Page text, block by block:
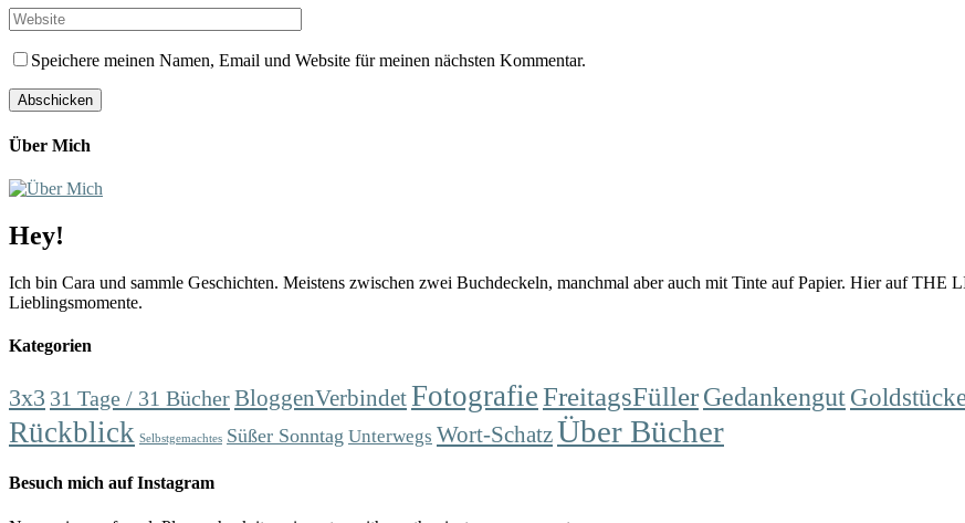
Speichere meinen Namen, Email und Website für meinen nächsten Kommentar.
Über Mich
Hey!
Ich bin Cara und sammle Geschichten. Meistens zwischen zwei Buchdeckeln, manchmal aber auch mit Tinte auf Papier. Hier auf
Lieblingsmomente.
Kategorien
3x3 31 Tage / 31 BücherBloggenVerbindetFotografieFreitagsFüllerGedankengut
Rückblick Selbstgemachtes Süßer Sonntag Unterwegs Wort-SchatzÜber Bücher
Besuch mich auf Instagram